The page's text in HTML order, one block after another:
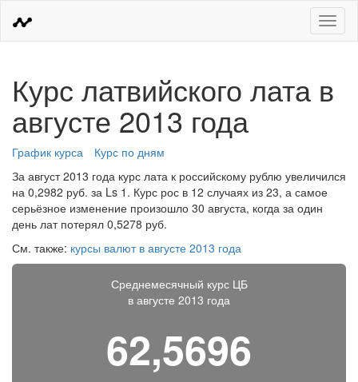
Меню
Курс латвийского лата в
августе 2013 года
График курса
Курс по дням
За август 2013 года курс лата к российскому рублю увеличился
на 0,2982 руб. за Ls 1. Курс рос в 12 случаях из 23, а самое
серьёзное изменение произошло 30 августа, когда за один
день лат потерял 0,5278 руб.
См. также: курсы валют в августе 2013 года
Среднемесячный курс ЦБ
в августе 2013 года
62,5696